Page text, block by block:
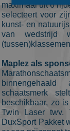
maximaal uit 6
selecteert voor
kunst- en
van wedstrijd
Maplez als
schaatsmerk
beschikbaar, zo
Twin Laser
DuxSport Pakket
cookies.
een
Naam
_ga